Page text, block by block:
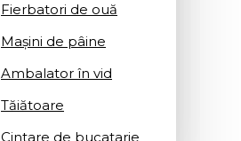
Fierbatori de ouă
Mașini de pâine
Ambalator în vid
Tăiătoare
Cintare de bucatarie